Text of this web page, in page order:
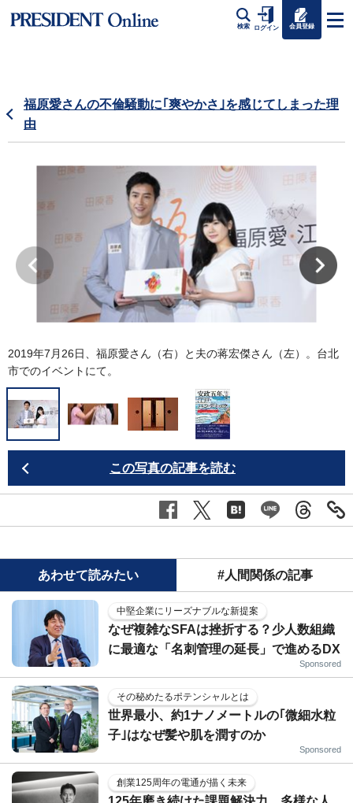
検索 ログイン 会員登録
福原愛さんの不倫騒動に｢爽やかさ｣を感じてしまった理
由
2019年7月26日、福原愛さん（右）と夫の蒋宏傑さん（左）。台北
市でのイベントにて。
この写真の記事を読む
あわせて読みたい #人間関係の記事
中堅企業にリーズナブルな新提案
なぜ複雑なSFAは挫折する？少人数組織
に最適な「名刺管理の延長」で進めるDX
Sponsored
その秘めたるポテンシャルとは
世界最小、約1ナノメートルの｢微細水粒
子｣はなぜ髪や肌を潤すのか
Sponsored
創業125周年の電通が描く未来